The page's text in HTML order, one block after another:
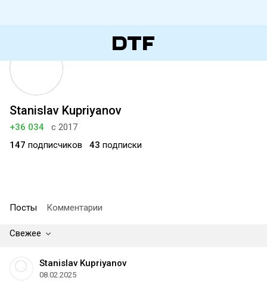
Stanislav Kupriyanov
+36 034
с 2017
147 подписчиков 43 подписки
Посты Комментарии
Свежее
Stanislav Kupriyanov
08.02.2025